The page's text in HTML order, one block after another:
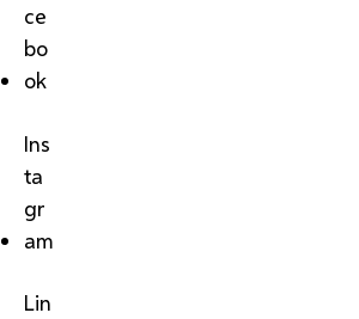
ce
bo
ok
Ins
ta
gr
am
Lin